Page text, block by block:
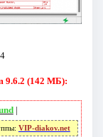
9.6.2 (142 МБ):
|
VIP-diakov.net